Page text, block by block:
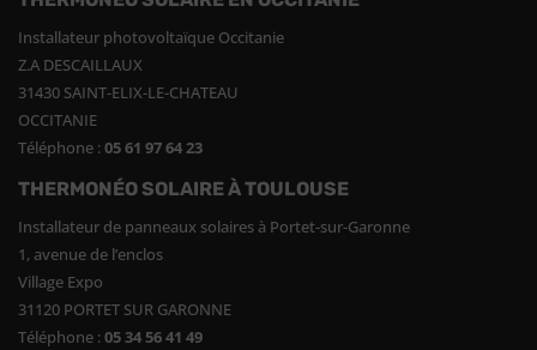
Installateur photovoltaïque Occitanie
Z.A DESCAILLAUX
31430 SAINT-ELIX-LE-CHATEAU
OCCITANIE
Téléphone :05 61 97 64 23
THERMONÉO SOLAIRE À TOULOUSE
Installateur de panneaux solaires à Portet-sur-Garonne
1, avenue de l’enclos
Village Expo
31120 PORTET SUR GARONNE
Téléphone :05 34 56 41 49